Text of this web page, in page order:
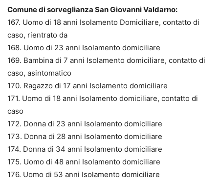
Comune di sorveglianza San Giovanni Valdarno:
167. Uomo di 18 anni Isolamento Domiciliare, contatto di
caso, rientrato da
168. Uomo di 23 anni Isolamento domiciliare
169. Bambina di 7 anni Isolamento domiciliare, contatto di
caso, asintomatico
170. Ragazzo di 17 anni Isolamento domiciliare
171. Uomo di 18 anni Isolamento domiciliare, contatto di
caso
172. Donna di 23 anni Isolamento domiciliare
173. Donna di 28 anni Isolamento domiciliare
174. Donna di 34 anni Isolamento domiciliare
175. Uomo di 48 anni Isolamento domiciliare
176. Uomo di 53 anni Isolamento domiciliare